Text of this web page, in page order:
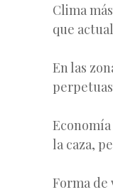
Clima
que
En las
perpetuas
la caza,
Forma de